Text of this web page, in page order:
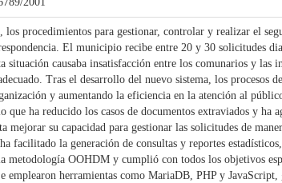
procedimientos para gestionar, controlar y realizar el
El municipio recibe entre 20 y 30 solicitudes
situación causaba insatisfacción entre los comunarios y las
Tras el desarrollo del nuevo sistema, los
y aumentando la eficiencia en la atención al
ha reducido los casos de documentos extraviados y ha
su capacidad para gestionar las solicitudes de
facilitado la generación de consultas y reportes
metodología OOHDM y cumplió con todos los objetivos
herramientas como MariaDB, PHP y